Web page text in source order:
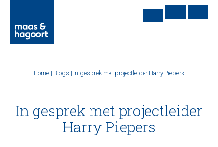
Home | Blogs | In gesprek met projectleider Harry Piepers
In gesprek met projectleider
Harry Piepers